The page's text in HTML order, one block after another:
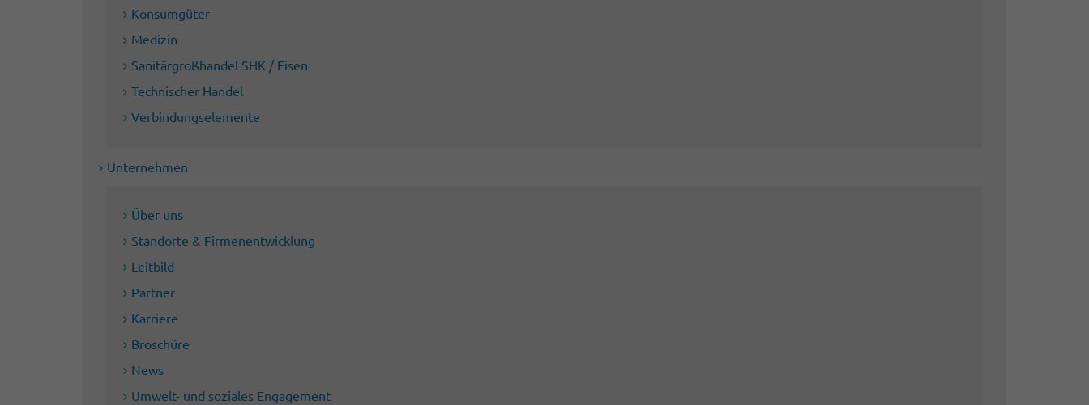
Konsumgüter
Medizin
Sanitärgroßhandel SHK / Eisen
Technischer Handel
Verbindungselemente
Unternehmen
Über uns
Standorte & Firmenentwicklung
Leitbild
Partner
Karriere
Broschüre
News
Umwelt- und soziales Engagement